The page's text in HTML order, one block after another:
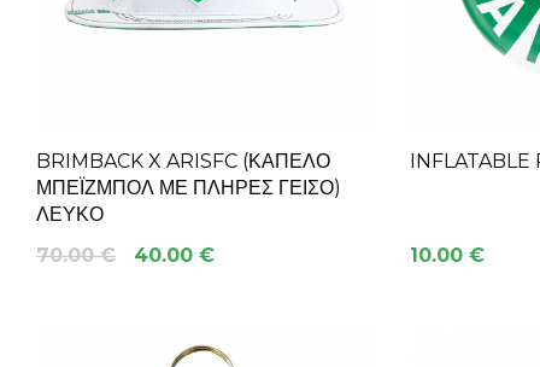
BRIMBACK X ARISFC (ΚΑΠΈΛΟ
ΜΠΈΙΖΜΠΟΛ ΜΕ ΠΛΉΡΕΣ ΓΕΊΣΟ)
ΛΕΥΚΌ
70.00 €
40.00 €
INFLATABLE
10.00 €